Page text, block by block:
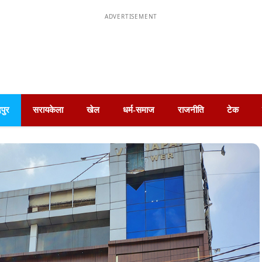
ADVERTISEMENT
सरायकेला खेल धर्म-समाज राजनीति टेक
सेंटर में रक्तदान शिविर का किया